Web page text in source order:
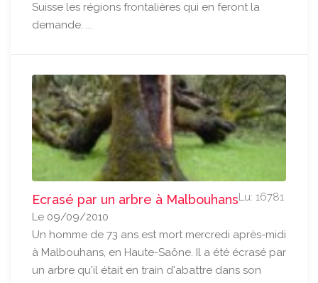
Suisse les régions frontalières qui en feront la
demande. ...
Ecrasé par un arbre à MalbouhansLu: 16781
Le 09/09/2010
Un homme de 73 ans est mort mercredi après-midi
à Malbouhans, en Haute-Saône. Il a été écrasé par
un arbre qu'il était en train d'abattre dans son